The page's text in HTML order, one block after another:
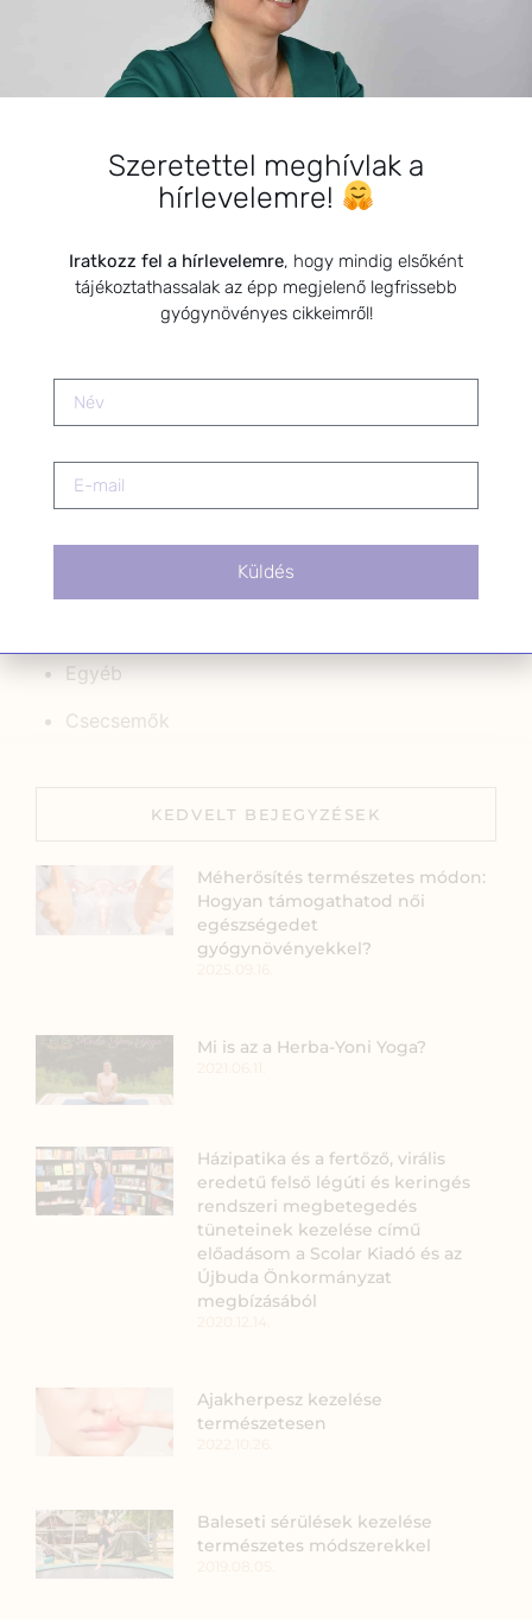
2026.01.13.
KATEGÓRIÁK
Tinédzserek
Kisgyermekek
Egyéb
Csecsemők
KEDVELT BEJEGYZÉSEK
Méherősítés természetes módon:
Hogyan támogathatod női
egészségedet
gyógynövényekkel?
Mi is az a Herba-Yoni Yoga?
Házipatika és a fertőző, virális
eredetű felső légúti és keringés
rendszeri megbetegedés
tüneteinek kezelése című
előadásom a Scolar Kiadó és az
Újbuda Önkormányzat
megbízásából
Ajakherpesz kezelése
természetesen
Baleseti sérülések kezelése
természetes módszerekkel
Szeretettel meghívlak a
hírlevelemre!
Iratkozz fel a hírlevelemre, hogy mindig elsőként
tájékoztathassalak az épp megjelenő legfrissebb
gyógynövényes cikkeimről!
Küldés